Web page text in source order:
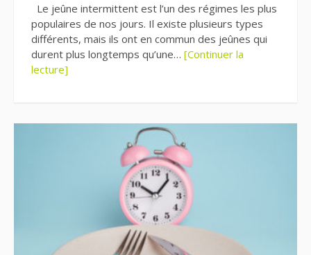
Le jeûne intermittent est l’un des régimes les plus
populaires de nos jours. Il existe plusieurs types
différents, mais ils ont en commun des jeûnes qui
durent plus longtemps qu’une… [Continuer la
lecture]